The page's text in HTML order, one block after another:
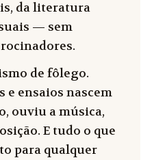
da literatura
— sem
de fôlego.
e ensaios nascem
ouviu a música,
E tudo o que
para qualquer